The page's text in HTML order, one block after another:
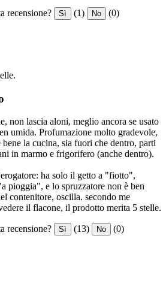
recensione? Sì (1) No (0)
non lascia aloni, meglio ancora se usato
umida. Profumazione molto gradevole,
la cucina, sia fuori che dentro, parti
in marmo e frigorifero (anche dentro).
ha solo il getto a "fiotto",
pioggia", e lo spruzzatore non è ben
contenitore, oscilla. secondo me
il flacone, il prodotto merita 5 stelle.
recensione? Sì (13) No (0)